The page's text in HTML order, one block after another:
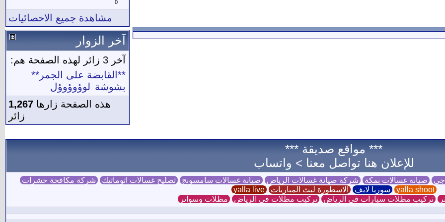
0
مشاهدة جميع الاحصائيات
آخر الزوار
آخر 3 زائر لهذه الصفحة هم:
**القابضة على الجمر**
بشوشة لوؤوؤوؤل
هذه الصفحة زارها 1,267
زائر
*** مواقع صديقة ***
للإعلان هنا تواصل معنا > واتساب
جي صيانة غسالات بمكة شركة صيانة غسالات الرياض صيانة غسالات سامسونج تصليح غسالات اتوماتيك شركة مكافحة حشرات
yalla shoot
سوريا لايف الاسطورة لبث المباريات yalla live
تركيب مظلات سيارات في الرياض تركيب مظلات في الرياض مظلات وسواتر